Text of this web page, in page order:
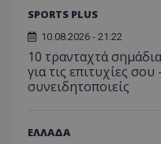
SPORTS PLUS
10.08.2026 - 21:22
10 τρανταχτά
για τις επιτυχίες
συνειδητοποιείς
ΕΛΛΑΔΑ